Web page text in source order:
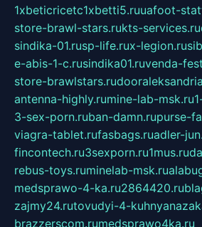
1xbeticricetc1xbetti5.ruuafoot-
store-brawl-stars.rukts-services.ru
sindika-01.rusp-life.rux-legion.ru
e-abis-1-c.rusindika01.ruvenda-
store-brawlstars.ru
antenna-highly.rumine-lab-msk.ru
3-sex-porn.ruban-damn.rupurse-
viagra-tablet.rufasbags.ruadler-
fincontech.ru3sexporn.ru1mus.ru
rebus-toys.ruminelab-msk.ru
medsprawo-4-ka.ru2864420.ru
zajmy24.rutovudyi-4-
brazzerscom.rumedsprawo4ka.ru